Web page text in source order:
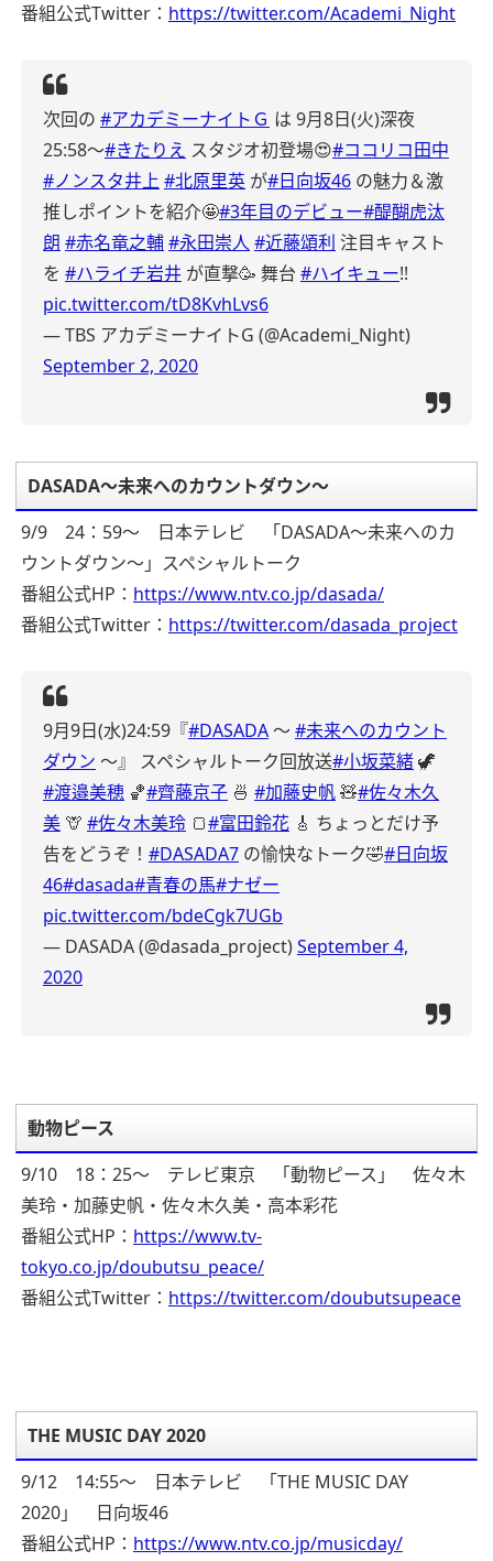
番組公式Twitter： https://twitter.com/Academi_Night
次回の #アカデミーナイトＧ は 9月8日(火)深夜
25:58～#きたりえ スタジオ初登場😍#ココリコ田中
#ノンスタ井上 #北原里英 が#日向坂46 の魅力＆激
推しポイントを紹介🤩#3年目のデビュー#醍醐虎汰
朗 #赤名竜之輔#永田崇人 #近藤頌利 注目キャスト
を #ハライチ岩井 が直撃🥳 舞台 #ハイキュー!!
pic.twitter.com/tD8KvhLvs6
— TBS アカデミーナイトG (@Academi_Night)
September 2, 2020
DASADA～未来へのカウントダウン～
9/9 24：59～ 日本テレビ 「DASADA～未来へのカ
ウントダウン～」スペシャルトーク
番組公式HP： https://www.ntv.co.jp/dasada/
番組公式Twitter： https://twitter.com/dasada_project
9月9日(水)24:59『#DASADA ～ #未来へのカウント
ダウン ～』 スペシャルトーク回放送#小坂菜緒🦖
#渡邉美穂 🏀#齊藤京子 🍜 #加藤史帆🧸#佐々木久
美 🦒 #佐々木美玲 🍞#富田鈴花 🎸 ちょっとだけ予
告をどうぞ！ #DASADA7 の愉快なトーク🤣#日向坂
46#dasada#青春の馬#ナゼー
pic.twitter.com/bdeCgk7UGb
— DASADA (@dasada_project)September 4,
2020
動物ピース
9/10 18：25～ テレビ東京 「動物ピース」 佐々木
美玲・加藤史帆・佐々木久美・高本彩花
番組公式HP： https://www.tv-
tokyo.co.jp/doubutsu_peace/
番組公式Twitter： https://twitter.com/doubutsupeace
THE MUSIC DAY 2020
9/12 14:55～ 日本テレビ 「THE MUSIC DAY
2020」 日向坂46
番組公式HP： https://www.ntv.co.jp/musicday/